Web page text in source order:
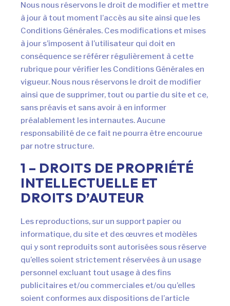
Nous nous réservons le droit de modifier et mettre
à jour à tout moment l’accès au site ainsi que les
Conditions Générales. Ces modifications et mises
à jour s’imposent à l’utilisateur qui doit en
conséquence se référer régulièrement à cette
rubrique pour vérifier les Conditions Générales en
vigueur. Nous nous réservons le droit de modifier
ainsi que de supprimer, tout ou partie du site et ce,
sans préavis et sans avoir à en informer
préalablement les internautes. Aucune
responsabilité de ce fait ne pourra être encourue
par notre structure.
1 – DROITS DE PROPRIÉTÉ
INTELLECTUELLE ET
DROITS D’AUTEUR
Les reproductions, sur un support papier ou
informatique, du site et des œuvres et modèles
qui y sont reproduits sont autorisées sous réserve
qu’elles soient strictement réservées à un usage
personnel excluant tout usage à des fins
publicitaires et/ou commerciales et/ou qu’elles
soient conformes aux dispositions de l’article